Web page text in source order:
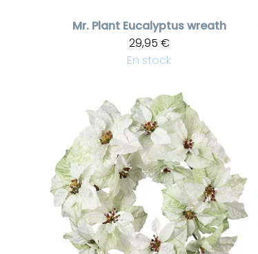
Mr. Plant Eucalyptus wreath
29,95 €
En stock